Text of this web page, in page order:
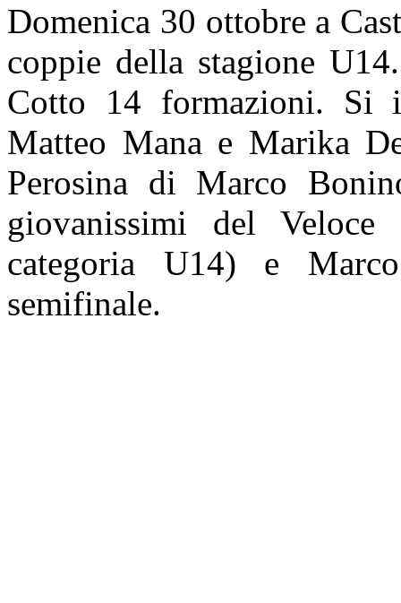
Domenica 30 ottobre a
coppie della stagione
Cotto 14 formazioni. Si
Matteo Mana e Marika
Perosina di Marco
giovanissimi del
categoria U14) e
semifinale.